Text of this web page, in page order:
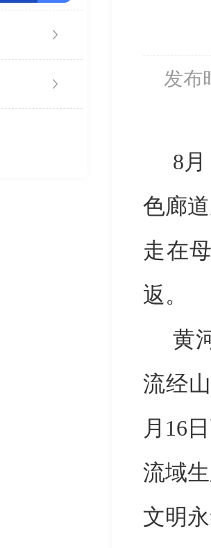
发
8
色廊
走在
返。
黄
流经
月16
流域
文明